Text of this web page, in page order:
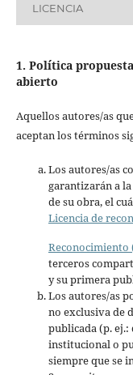
LICENCIA
1. Política
abierto
Aquellos autores/as
aceptan los términos
Los autores/as
garantizarán a
de su obra, el
Licencia de
Reconocimiento
terceros
y su primera
Los autores/as
no exclusiva de
publicada (p.
institucional o
siempre que se